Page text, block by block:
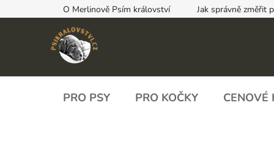
na
O Merlinově Psím království Jak správně změřit
PRO PSY PRO KOČKY CENOVÉ